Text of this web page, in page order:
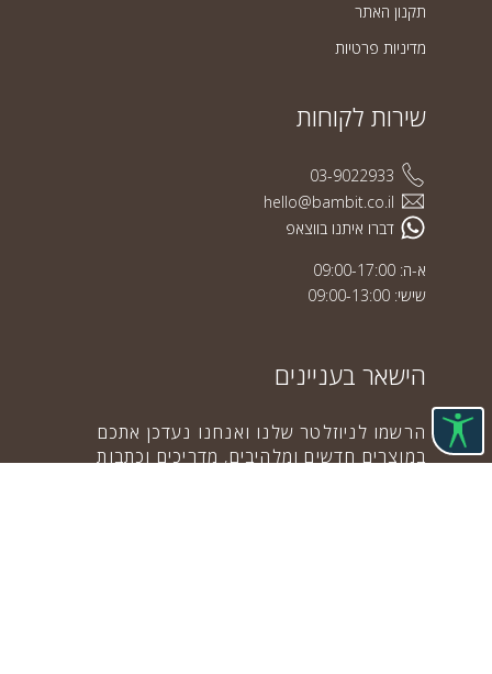
תקנון האתר
מדיניות פרטיות
שירות לקוחות
03-9022933
hello@bambit.co.il
דברו איתנו בווצאפ
א-ה: 09:00-17:00
שישי: 09:00-13:00
הישאר בעניינים
הרשמו לניוזלטר שלנו ואנחנו נעדכן אתכם
במוצרים חדשים ומלהיבים, מדריכים וכתבות